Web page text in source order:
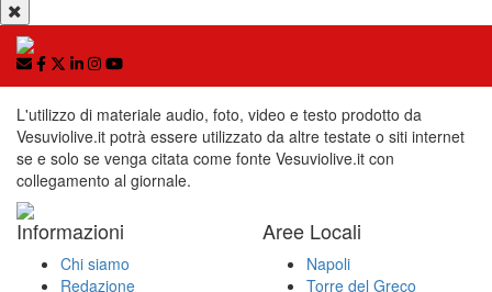
L'utilizzo di materiale audio, foto, video e testo prodotto da
Vesuviolive.it potrà essere utilizzato da altre testate o siti internet
se e solo se venga citata come fonte Vesuviolive.it con
collegamento al giornale.
Informazioni
Chi siamo
Redazione
Aree Locali
Napoli
Torre del Greco